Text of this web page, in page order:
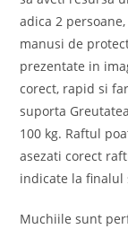
adica 2
manusi de
prezentate in
corect, rapid si
suporta
100 kg. Raftul
asezati corect
indicate la finalul
Muchiile sunt